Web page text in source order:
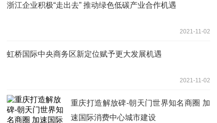
浙江企业积极“走出去” 推动绿色低碳产业合作机遇
2021-11-02
虹桥国际中央商务区新定位赋予更大发展机遇
2021-11-02
重庆打造解放碑-朝天门世界知名商圈 加
速国际消费中心城市建设